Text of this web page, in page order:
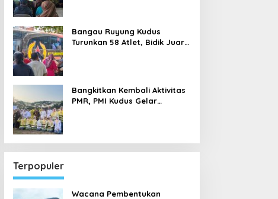
Bangau Ruyung Kudus
Turunkan 58 Atlet, Bidik Juara
Bangkitkan Kembali Aktivitas
PMR, PMI Kudus Gelar
Terpopuler
Wacana Pembentukan